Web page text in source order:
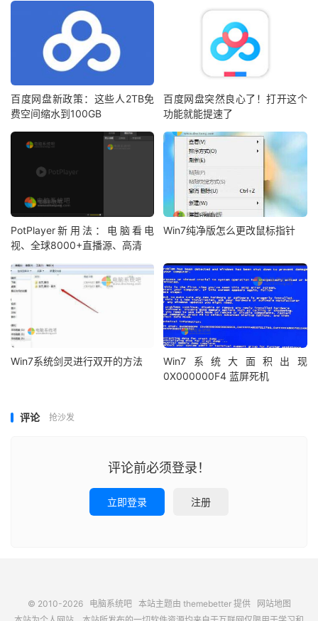
百度网盘新政策：这些人2TB免
费空间缩水到100GB
百度网盘突然良心了！打开这个
功能就能提速了
PotPlayer新用法：电脑看电
视、全球8000+直播源、高清
Win7纯净版怎么更改鼠标指针
Win7系统剑灵进行双开的方法
Win7系统大面积出现
0X000000F4 蓝屏死机
评论 抢沙发
评论前必须登录！
立即登录 注册
© 2010-2026 电脑系统吧本站主题由 themebetter提供
网站地图